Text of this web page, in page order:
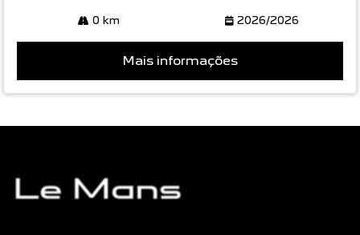
0 km 2026/2026
Mais informações